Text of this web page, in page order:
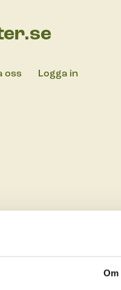
Om
oss Logga in